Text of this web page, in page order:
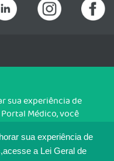
sua experiência de
a Lei Geral de
DF - CEP: 70200-760 -
sua experiência de
Médico, você
isso é feito, acesse
clique em ACEITO.